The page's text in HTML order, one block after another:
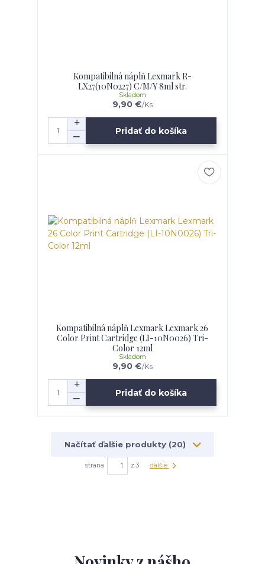
Kompatibilná náplň Lexmark R-
LX27(10N0227) C/M/Y 8ml str.
9,90 €/Ks
Skladom
Pridať do košíka
Kompatibilná náplň Lexmark Lexmark 26
Color Print Cartridge (LI-10N0026) Tri-
Color 12ml
9,90 €/Ks
Skladom
Pridať do košíka
Načítať ďalšie produkty (20)
strana z 3 ďalšie